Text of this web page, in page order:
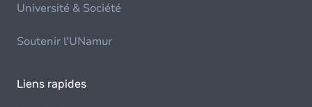
Université & Société
Soutenir l'UNamur
Liens rapides